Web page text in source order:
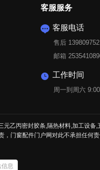
客服服务
 客服电话
售后
邮箱
 工作时间
周一到周六
乙丙密封胶条,隔热材料,加工设
门窗配件门户网对此不承担任何
信息